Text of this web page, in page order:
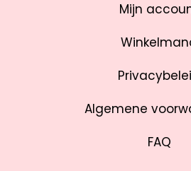
Mijn
Algemene
FAQ